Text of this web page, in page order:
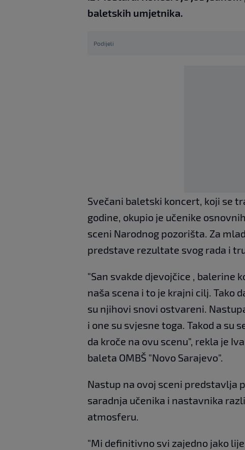
baletskih umjetnika.
Podijeli
Svečani baletski koncert, koji se
godine, okupio je učenike
sceni Narodnog pozorišta. Za
predstave rezultate svog rada i
"San svakde djevojčice , balerine
naša scena i to je krajni cilj. Tako
su njihovi snovi ostvareni.
i one su svjesne toga. Takod a su
da kroče na ovu scenu", rekla je
baleta OMBŠ "Novo Sarajevo".
Nastup na ovoj sceni predstavlja
saradnja učenika i nastavnika
atmosferu.
"Mi definitivno svi zajedno jako